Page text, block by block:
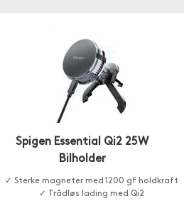
Spigen Essential Qi2 25W
Bilholder
✓ Sterke magneter med 1200 gf holdkraft
✓ Trådløs lading med Qi2